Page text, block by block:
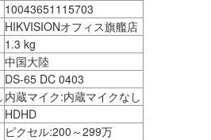
10043651115703
HIKVISIONオフィス旗艦店
1.3 kg
中国大陸
DS-65 DC 0403
内蔵マイク:内蔵マイクなし
HDHD
ピクセル:200～299万